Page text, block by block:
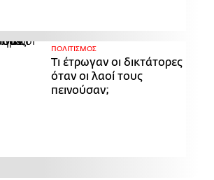
ΠΟΛΙΤΙΣΜΟΣ
Τι έτρωγαν οι δικτάτορες
όταν οι λαοί τους
πεινούσαν;